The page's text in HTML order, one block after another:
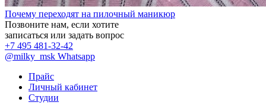
Почему переходят на пилочный маникюр
Позвоните нам, если хотите
записаться или задать вопрос
+7 495 481-32-42
@milky_msk Whatsapp
Прайс
Личный кабинет
Студии